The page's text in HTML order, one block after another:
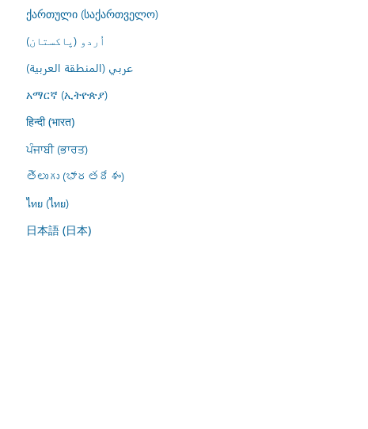
ქართული (საქართველო)
اُردو (پاکستان)
عربي (المنطقة العربية)
አማርኛ (ኢትዮጵያ)
हिन्दी (भारत)
ਪੰਜਾਬੀ (ਭਾਰਤ)
తెలుగు (భారతదేశం)
ไทย (ไทย)
日本語 (日本)